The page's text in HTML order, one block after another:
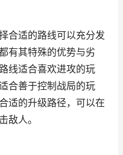
合适的路线可以充分发
有其特殊的优势与劣
线适合喜欢进攻的玩
合善于控制战局的玩
适的升级路径，可以在
敌人。